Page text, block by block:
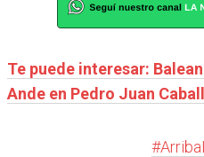
Te puede interesar:
Ande en Pedro Juan